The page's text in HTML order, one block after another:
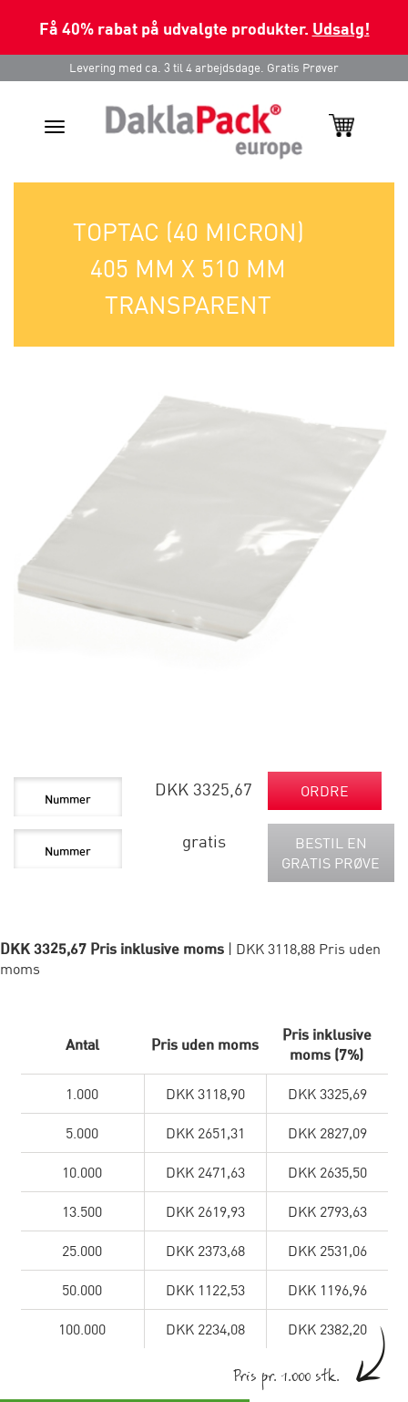
Få 40% rabat på udvalgte produkter. Udsalg!
Levering med ca. 3 til 4 arbejdsdage. Gratis Prøver
Toggle
TOPTAC (40 MICRON)
405 MM X 510 MM
TRANSPARENT
DKK 3325,67 ORDRE
gratis
BESTIL EN
GRATIS PRØVE
DKK 3325,67 Pris inklusive moms | DKK 3118,88 Pris uden
moms
Antal Pris uden moms
Pris inklusive
moms (7%)
1.000 DKK 3118,90 DKK 3325,69
5.000 DKK 2651,31 DKK 2827,09
10.000 DKK 2471,63 DKK 2635,50
13.500 DKK 2619,93 DKK 2793,63
25.000 DKK 2373,68 DKK 2531,06
50.000 DKK 1122,53 DKK 1196,96
100.000 DKK 2234,08 DKK 2382,20
Pris pr. 1.000 stk.